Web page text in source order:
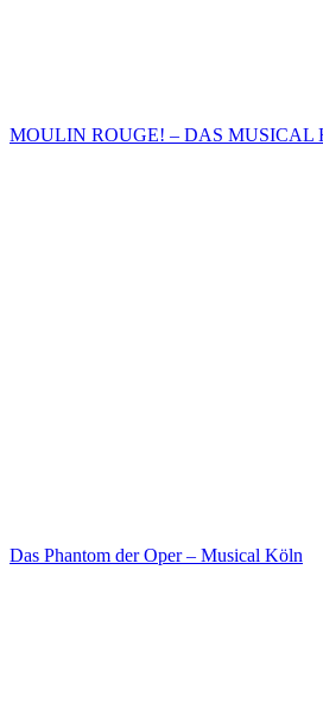
MOULIN ROUGE! – DAS MUSICAL
Das Phantom der Oper – Musical Köln